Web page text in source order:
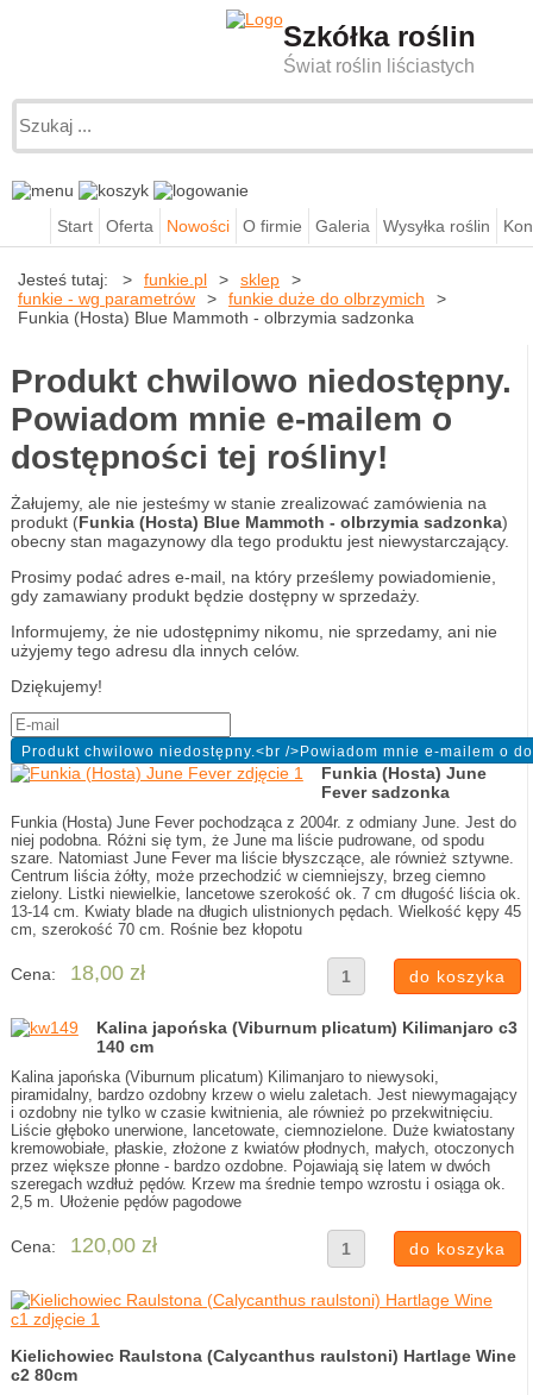
Szkółka roślin
Świat roślin liściastych
Start Oferta Nowości O firmie Galeria Wysyłka roślin
Jesteś tutaj: funkie.pl
sklep
funkie - wg parametrów
funkie duże do olbrzymich
Funkia (Hosta) Blue Mammoth - olbrzymia sadzonka
Produkt chwilowo niedostępny.
Powiadom mnie e-mailem o
dostępności tej rośliny!
Żałujemy, ale nie jesteśmy w stanie zrealizować zamówienia na
produkt (Funkia (Hosta) Blue Mammoth - olbrzymia sadzonka)
obecny stan magazynowy dla tego produktu jest niewystarczający.
Prosimy podać adres e-mail, na który prześlemy powiadomienie,
gdy zamawiany produkt będzie dostępny w sprzedaży.
Informujemy, że nie udostępnimy nikomu, nie sprzedamy, ani nie
użyjemy tego adresu dla innych celów.
Dziękujemy!
Funkia (Hosta) June
Fever sadzonka
Funkia (Hosta) June Fever pochodząca z 2004r. z odmiany June. Jest do
niej podobna. Różni się tym, że June ma liście pudrowane, od spodu
szare. Natomiast June Fever ma liście błyszczące, ale również sztywne.
Centrum liścia żółty, może przechodzić w ciemniejszy, brzeg ciemno
zielony. Listki niewielkie, lancetowe szerokość ok. 7 cm długość liścia ok.
13-14 cm. Kwiaty blade na długich ulistnionych pędach. Wielkość kępy 45
cm, szerokość 70 cm. Rośnie bez kłopotu
Cena: 18,00 zł
Kalina japońska (Viburnum plicatum) Kilimanjaro c3
140 cm
Kalina japońska (Viburnum plicatum) Kilimanjaro to niewysoki,
piramidalny, bardzo ozdobny krzew o wielu zaletach. Jest niewymagający
i ozdobny nie tylko w czasie kwitnienia, ale również po przekwitnięciu.
Liście głęboko unerwione, lancetowate, ciemnozielone. Duże kwiatostany
kremowobiałe, płaskie, złożone z kwiatów płodnych, małych, otoczonych
przez większe płonne - bardzo ozdobne. Pojawiają się latem w dwóch
szeregach wzdłuż pędów. Krzew ma średnie tempo wzrostu i osiąga ok.
2,5 m. Ułożenie pędów pagodowe
Cena: 120,00 zł
Kielichowiec Raulstona (Calycanthus raulstoni) Hartlage Wine
c2 80cm